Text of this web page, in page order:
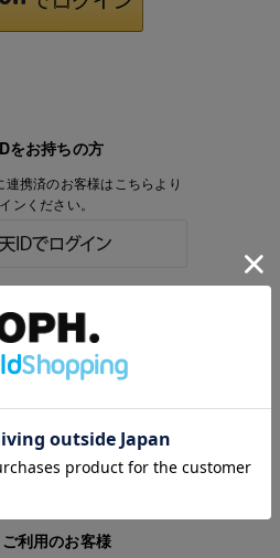
をお持ちの方
携済のお客様はこちらより
ンください。
、当ストアのアカウントを
お客様はこちらより
いただけます。
利用のお客様